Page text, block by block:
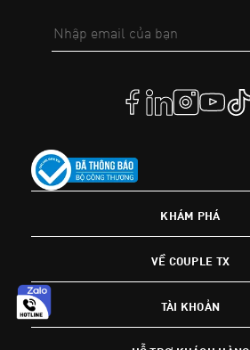
KHÁM PHÁ
VỀ COUPLE TX
TÀI KHOẢN